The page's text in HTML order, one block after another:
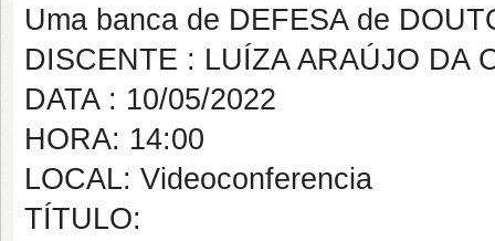
Uma banca de DEFESA de
DISCENTE : LUÍZA ARAÚJO DA
DATA : 10/05/2022
HORA: 14:00
LOCAL: Videoconferencia
TÍTULO: